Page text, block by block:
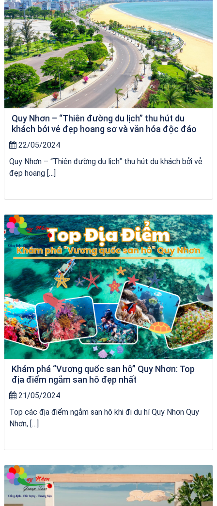
Quy Nhơn – “Thiên đường du lịch” thu hút du
khách bởi vẻ đẹp hoang sơ và văn hóa độc đáo
22/05/2024
Quy Nhơn – “Thiên đường du lịch” thu hút du khách bởi vẻ
đẹp hoang […]
Khách sạn Việt Nam Taste
Khám phá “Vương quốc san hô” Quy Nhơn: Top
địa điểm ngắm san hô đẹp nhất
21/05/2024
Top các địa điểm ngắm san hô khi đi du hí Quy Nhơn Quy
Nhơn, […]
Khách sạn Việt Nam Taste